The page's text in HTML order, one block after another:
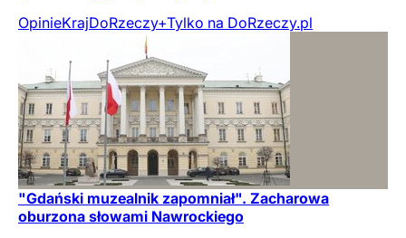
OpinieKrajDoRzeczy+Tylko na DoRzeczy.pl
"Gdański muzealnik zapomniał". Zacharowa
oburzona słowami Nawrockiego